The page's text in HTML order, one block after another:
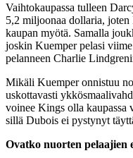
Vaihtokaupassa tulleen
5,2 miljoonaa dollaria, joten
kaupan myötä. Samalla
joskin Kuemper pelasi
pelanneen Charlie
Mikäli Kuemper onnistuu
uskottavasti
voinee Kings olla kaupassa
sillä Dubois ei pystynyt
Ovatko nuorten pelaajien